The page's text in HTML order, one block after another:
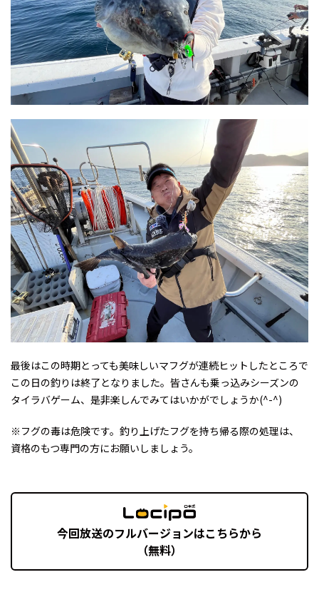
最後はこの時期とっても美味しいマフグが連続ヒットしたところで
この日の釣りは終了となりました。皆さんも乗っ込みシーズンの
タイラバゲーム、是非楽しんでみてはいかがでしょうか(^-^)
※フグの毒は危険です。釣り上げたフグを持ち帰る際の処理は、
資格のもつ専門の方にお願いしましょう。
今回放送のフルバージョンはこちらから
（無料）